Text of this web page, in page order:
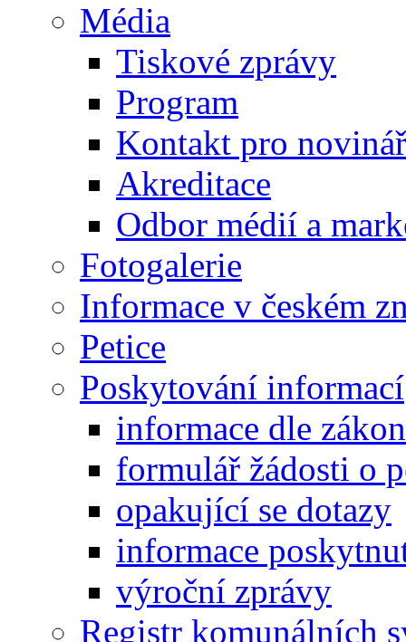
Média
Tiskové zprávy
Program
Kontakt pro
Akreditace
Odbor médií a
Fotogalerie
Informace v českém
Petice
Poskytování informací
informace dle
formulář žádosti o
opakující se dotazy
informace
výroční zprávy
Registr komunálních